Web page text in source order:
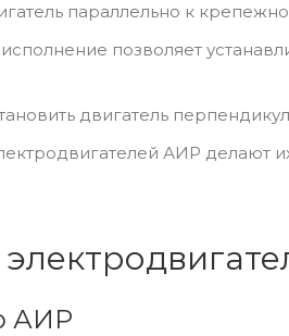
параллельно к
позволяет
двигатель
АИР делают
АИР